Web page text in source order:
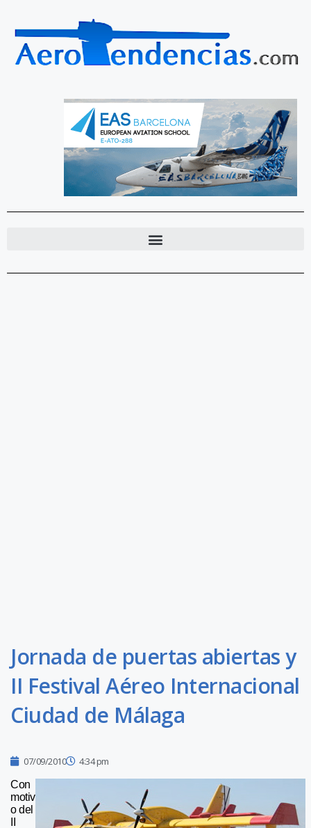
Jornada de puertas abiertas y
II Festival Aéreo Internacional
Ciudad de Málaga
07/09/2010 4:34 pm
Con
motiv
o del